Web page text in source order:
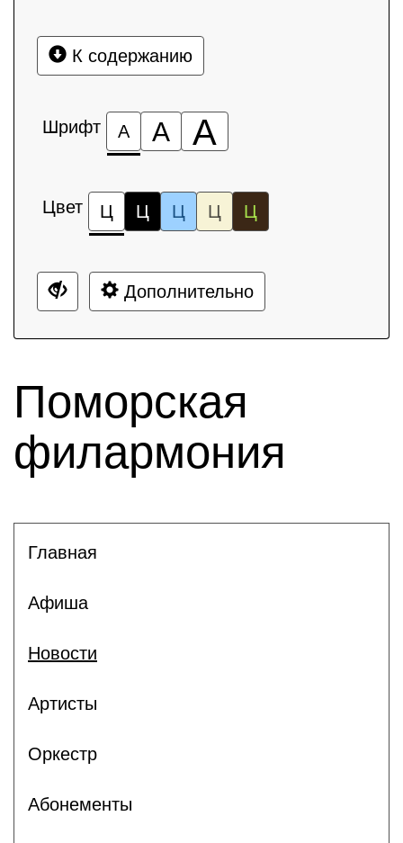
К содержанию
Шрифт А А А
Цвет Ц Ц Ц Ц Ц
Дополнительно
Поморская
филармония
Главная
Афиша
Новости
Артисты
Оркестр
Абонементы